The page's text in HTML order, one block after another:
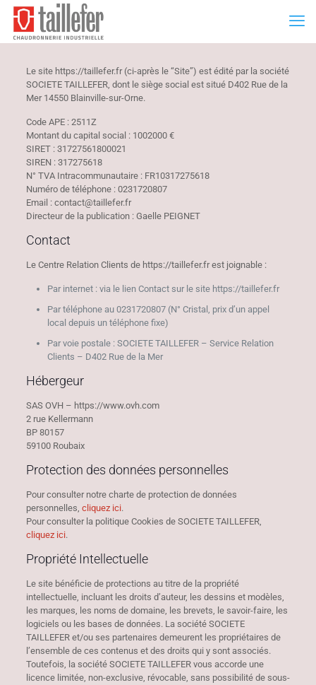
Le site https://taillefer.fr (ci-après le “Site”) est édité par la société
SOCIETE TAILLEFER, dont le siège social est situé D402 Rue de la
Mer 14550 Blainville-sur-Orne.
Code APE : 2511Z
Montant du capital social : 1002000 €
SIRET : 31727561800021
SIREN : 317275618
N° TVA Intracommunautaire : FR10317275618
Numéro de téléphone : 0231720807
Email : contact@taillefer.fr
Directeur de la publication : Gaelle PEIGNET
Contact
Le Centre Relation Clients de https://taillefer.fr est joignable :
Par internet : via le lien Contact sur le site https://taillefer.fr
Par téléphone au 0231720807 (N° Cristal, prix d’un appel
local depuis un téléphone fixe)
Par voie postale : SOCIETE TAILLEFER – Service Relation
Clients – D402 Rue de la Mer
Hébergeur
SAS OVH – https://www.ovh.com
2 rue Kellermann
BP 80157
59100 Roubaix
Protection des données personnelles
Pour consulter notre charte de protection de données
personnelles, cliquez ici.
Pour consulter la politique Cookies de SOCIETE TAILLEFER,
cliquez ici.
Propriété Intellectuelle
Le site bénéficie de protections au titre de la propriété
intellectuelle, incluant les droits d’auteur, les dessins et modèles,
les marques, les noms de domaine, les brevets, le savoir-faire, les
logiciels ou les bases de données. La société SOCIETE
TAILLEFER et/ou ses partenaires demeurent les propriétaires de
l’ensemble de ces contenus et des droits qui y sont associés.
Toutefois, la société SOCIETE TAILLEFER vous accorde une
licence limitée, non-exclusive, révocable, sans possibilité de sous-